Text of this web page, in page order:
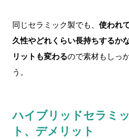
同じセラミック製でも、 使われ
久性やどれくらい長持ちするか
リットも変わるので素材もしっ
う。
ハイブリッドセラミ
ト、デメリット